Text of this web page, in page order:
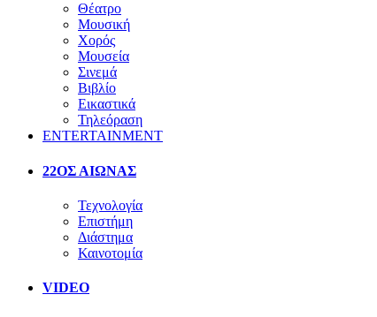
Θέατρο
Μουσική
Χορός
Μουσεία
Σινεμά
Βιβλίο
Εικαστικά
Τηλεόραση
ENTERTAINMENT
22ΟΣ ΑΙΩΝΑΣ
Τεχνολογία
Επιστήμη
Διάστημα
Καινοτομία
VIDEO